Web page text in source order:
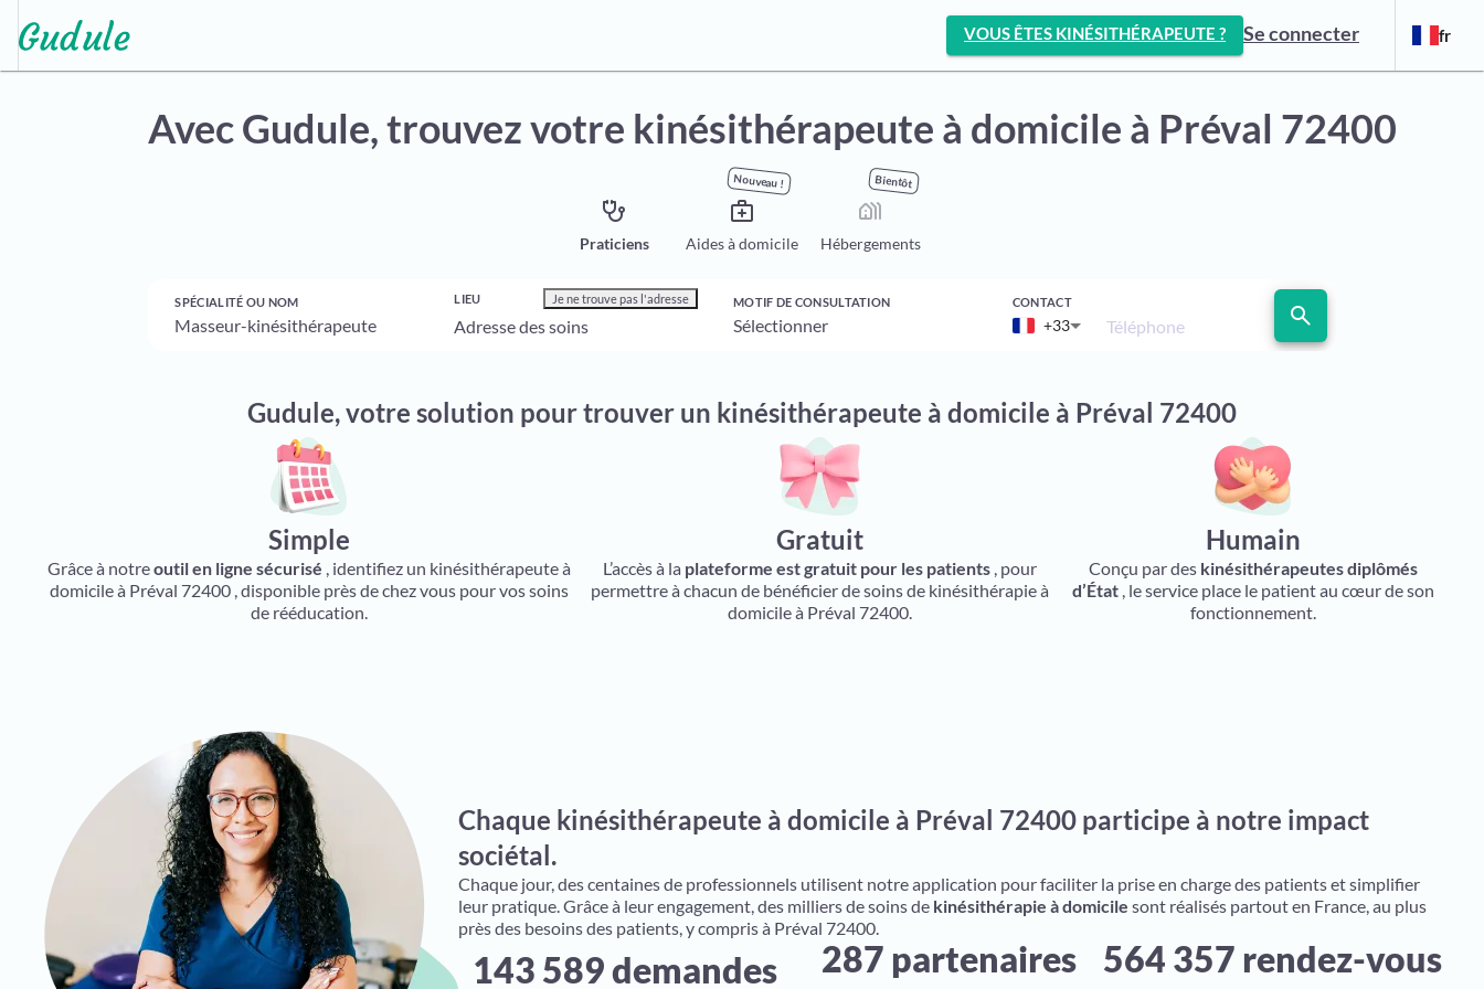
VOUS ÊTES KINÉSITHÉRAPEUTE ? Se connecter fr
Avec Gudule,trouvez votre kinésithérapeute à domicile à Préval 72400
stethoscope
Praticiens
Nouveau !
medical_services
Aides à domicile
Bientôt
holiday_village
Hébergements
SPÉCIALITÉ OU NOM LIEU Je ne trouve pas l'adresse MOTIF DE CONSULTATION CONTACT
+33 Téléphone search
Gudule, votre solution pour trouver un kinésithérapeute à domicile à Préval 72400
Simple
Grâce à notreoutil en ligne sécurisé , identifiez un kinésithérapeute à
domicile à Préval 72400 , disponible près de chez vous pour vos soins
de rééducation.
Gratuit
L’accès à la plateforme est gratuit pour les patients, pour
permettre à chacun de bénéficier de soins de kinésithérapie à
domicile à Préval 72400.
Humain
Conçu par des kinésithérapeutes diplômés
d’État, le service place le patient au cœur de son
fonctionnement.
Chaque kinésithérapeute à domicile à Préval 72400 participe à notre impact
sociétal.
Chaque jour, des centaines de professionnels utilisent notre application pour faciliter la prise en charge des patients et simplifier
leur pratique. Grâce à leur engagement, des milliers de soins de kinésithérapie à domicile sont réalisés partout en France, au plus
près des besoins des patients, y compris à Préval 72400.
143 589 demandes 287 partenaires 564 357 rendez-vous